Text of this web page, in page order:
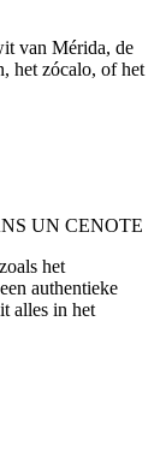
van Mérida, de
het zócalo, of het
het
authentieke
alles in het